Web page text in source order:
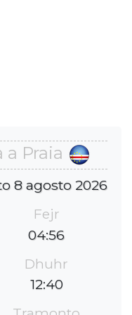
a Praia
8 agosto 2026
Fejr
04:56
Dhuhr
12:40